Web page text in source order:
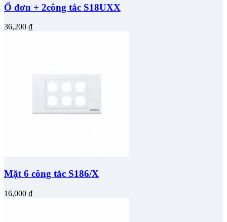
Ổ đơn + 2công tắc S18UXX
36,200 ₫
Mặt 6 công tắc S186/X
16,000 ₫